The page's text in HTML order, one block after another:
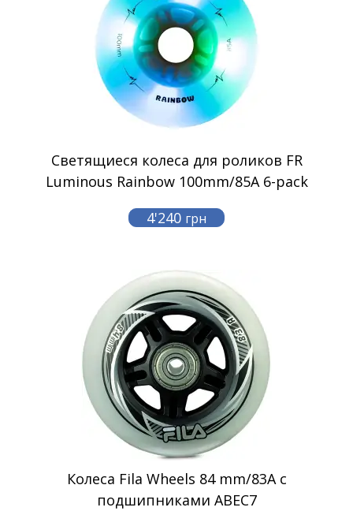
Светящиеся колеса для роликов FR
Luminous Rainbow 100mm/85A 6-pack
4'240 грн
Колеса Fila Wheels 84 mm/83A с
подшипниками ABEC7